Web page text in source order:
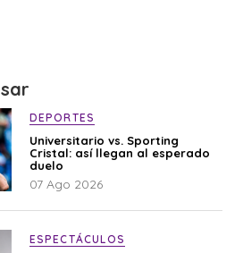
DEPORTES
Universitario vs. Sporting
Cristal: así llegan al esperado
duelo
07 Ago 2026
ESPECTÁCULOS